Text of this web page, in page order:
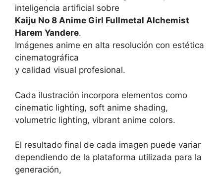
inteligencia artificial sobre
Kaiju No 8 Anime Girl Fullmetal Alchemist
Harem Yandere.
Imágenes anime en alta resolución con estética
cinematográfica
y calidad visual profesional.
Cada ilustración incorpora elementos como
cinematic lighting, soft anime shading,
volumetric lighting, vibrant anime colors.
El resultado final de cada imagen puede variar
dependiendo de la plataforma utilizada para la
generación,